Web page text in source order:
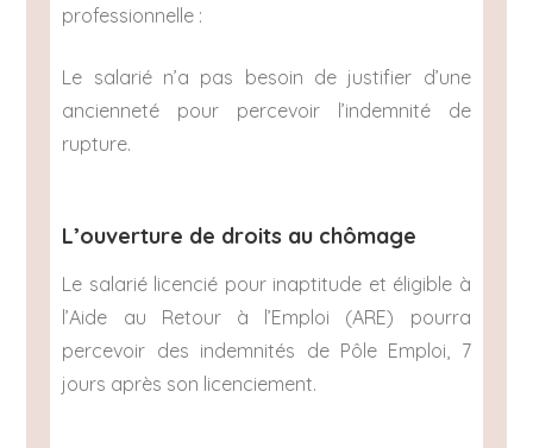
professionnelle :
Le salarié n’a pas besoin de justifier d’une
ancienneté pour percevoir l’indemnité de
rupture.
L’ouverture de droits au chômage
Le salarié licencié pour inaptitude et éligible à
l’Aide au Retour à l’Emploi (ARE) pourra
percevoir des indemnités de Pôle Emploi, 7
jours après son licenciement.